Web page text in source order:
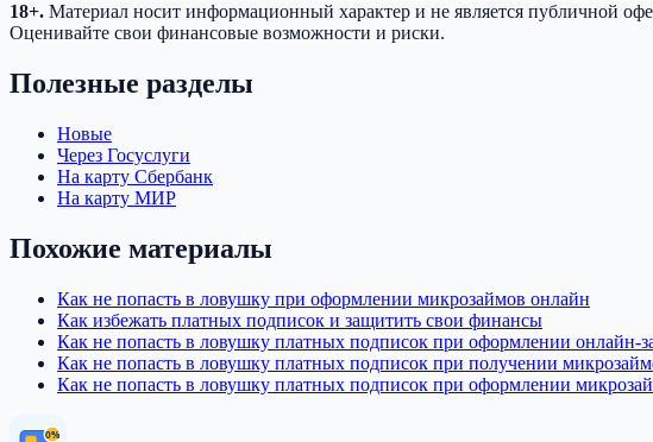
18+. Материал носит информационный характер и не является публичной
Оценивайте свои финансовые возможности и риски.
Полезные разделы
Новые
Через Госуслуги
На карту Сбербанк
На карту МИР
Похожие материалы
Как не попасть в ловушку при оформлении микрозаймов онлайн
Как избежать платных подписок и защитить свои финансы
Как не попасть в ловушку платных подписок при оформлении онлайн-
Как не попасть в ловушку платных подписок при получении
Как не попасть в ловушку платных подписок при оформлении
0%